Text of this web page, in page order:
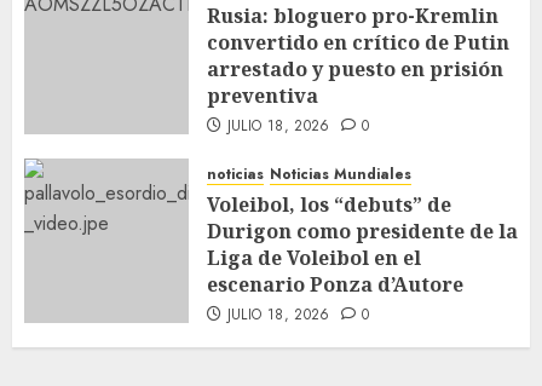
Rusia: bloguero pro-Kremlin
convertido en crítico de Putin
arrestado y puesto en prisión
preventiva
JULIO 18, 2026 0
noticias Noticias Mundiales
Voleibol, los “debuts” de
Durigon como presidente de la
Liga de Voleibol en el
escenario Ponza d’Autore
JULIO 18, 2026 0